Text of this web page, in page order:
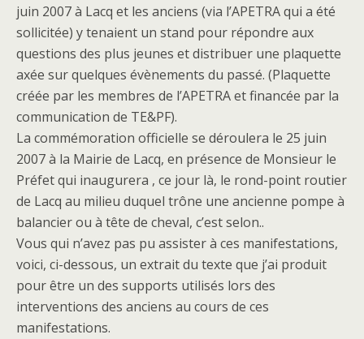
juin 2007 à Lacq et les anciens (via l’APETRA qui a été
sollicitée) y tenaient un stand pour répondre aux
questions des plus jeunes et distribuer une plaquette
axée sur quelques évènements du passé. (Plaquette
créée par les membres de l’APETRA et financée par la
communication de TE&PF).
La commémoration officielle se déroulera le 25 juin
2007 à la Mairie de Lacq, en présence de Monsieur le
Préfet qui inaugurera , ce jour là, le rond-point routier
de Lacq au milieu duquel trône une ancienne pompe à
balancier ou à tête de cheval, c’est selon..
Vous qui n’avez pas pu assister à ces manifestations,
voici, ci-dessous, un extrait du texte que j’ai produit
pour être un des supports utilisés lors des
interventions des anciens au cours de ces
manifestations.